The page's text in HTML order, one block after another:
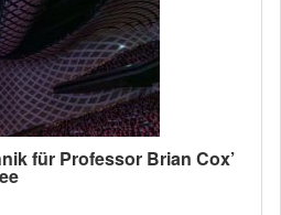
für Professor Brian Cox’